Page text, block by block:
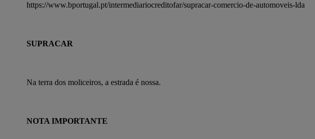
https://www.bportugal.pt/intermediariocreditofar/supracar-comercio-de-automoveis-lda
SUPRACAR
Na terra dos moliceiros, a estrada é nossa.
NOTA IMPORTANTE